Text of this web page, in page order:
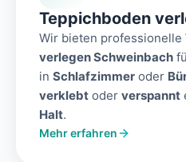
Teppichboden
Wir bieten professionelle
verlegen Schweinbach
in Schlafzimmer oder
verklebt oder verspannt
Halt.
Mehr erfahren